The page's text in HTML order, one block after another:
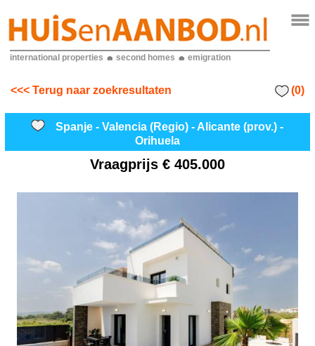
international properties second homes emigration
<<< Terug naar zoekresultaten (0)
Spanje - Valencia (Regio) - Alicante (prov.) -
Orihuela
Vraagprijs € 405.000